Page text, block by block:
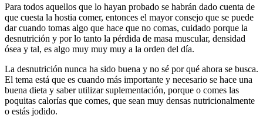
Para todos aquellos que lo hayan probado se habrán dado cuenta de
que cuesta la hostia comer, entonces el mayor consejo que se puede
dar cuando tomas algo que hace que no comas, cuidado porque la
desnutrición y por lo tanto la pérdida de masa muscular, densidad
ósea y tal, es algo muy muy muy a la orden del día.
La desnutrición nunca ha sido buena y no sé por qué ahora se busca.
El tema está que es cuando más importante y necesario se hace una
buena dieta y saber utilizar suplementación, porque o comes las
poquitas calorías que comes, que sean muy densas nutricionalmente
o estás jodido.